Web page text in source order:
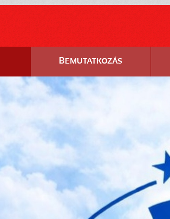
Bemutatkozás
felajánlásokat!
RÉSZLETEK